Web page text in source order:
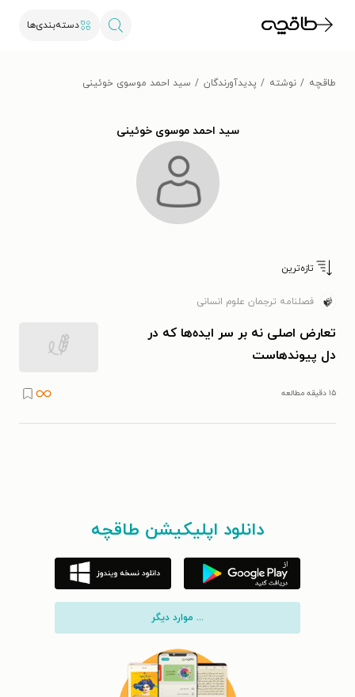
دسته‌بندی‌ها
طاقچه نوشته پدیدآورندگان سید احمد موسوی خوئینی
سید احمد موسوی خوئینی
تازه‌ترین
فصلنامه ترجمان علوم انسانی
تعارض اصلی نه بر سر ایده‌‌ها که در
دل پیوندهاست
۱۵ دقیقه مطالعه
دانلود اپلیکیشن طاقچه
... موارد دیگر